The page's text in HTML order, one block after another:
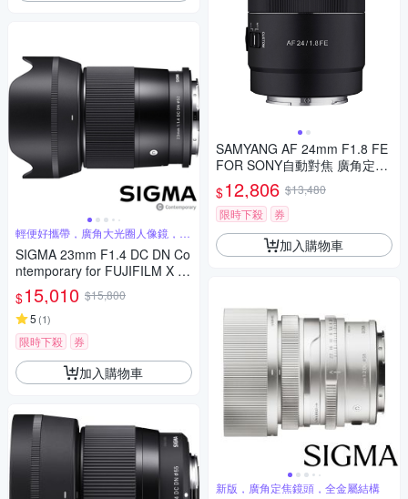
輕便好攜帶，廣角大光圈人像鏡，美
麗淺景深
SIGMA 23mm F1.4 DC DN Co
ntemporary for FUJIFILM X 富
士接環 (公司貨) 廣角大光圈定
焦鏡 人像鏡 APS-C 無反微單眼
專用鏡頭
$15,010 $15,800
5 (1)
限時下殺 券
加入購物車
SAMYANG AF 24mm F1.8 FE
FOR SONY自動對焦 廣角定焦
鏡頭 (公司貨)
$12,806 $13,480
限時下殺
券
加入購物車
新版，廣角定焦鏡頭，全金屬結構